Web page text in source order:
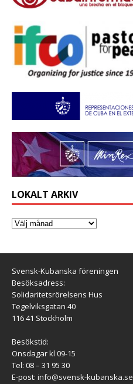
LOKALT ARKIV
Svensk-Kubanska föreningen
Besöksadress:
Solidaritetsrörelsens Hus
Tegelviksgatan 40
116 41 Stockholm
Besökstid:
Onsdagar kl 09-15
Tel: 08 – 31 95 30
E-post: info@svensk-kubanska.se